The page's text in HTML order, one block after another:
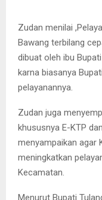
Zudan menilai
Bawang terbilang
dibuat oleh ibu
karna biasanya
pelayanannya.
Zudan juga
khususnya E-KTP
menyampaikan agar
meningkatkan
Kecamatan.
Menurut Bupati